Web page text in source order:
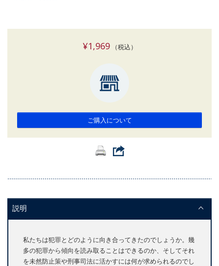
¥1,969（税込）
ご購入について
説明
私たちは犯罪とどのように向き合ってきたのでしょうか。幾
多の犯罪から傾向を読み取ることはできるのか、そしてそれ
を未然防止策や刑事司法に活かすには何が求められるのでし